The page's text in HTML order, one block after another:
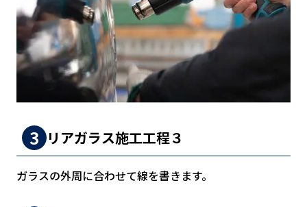
リアガラス施工工程３
ガラスの外周に合わせて線を書きます。